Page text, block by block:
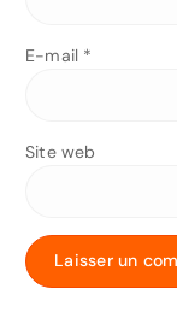
E-mail *
Site web
t
n
v
e